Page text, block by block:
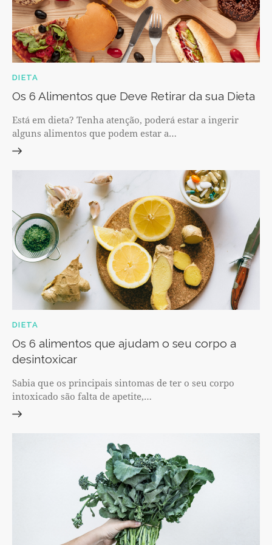
DIETA
Os 6 Alimentos que Deve Retirar da sua Dieta
Está em dieta? Tenha atenção, poderá estar a ingerir
alguns alimentos que podem estar a…
DIETA
Os 6 alimentos que ajudam o seu corpo a
desintoxicar
Sabia que os principais sintomas de ter o seu corpo
intoxicado são falta de apetite,…